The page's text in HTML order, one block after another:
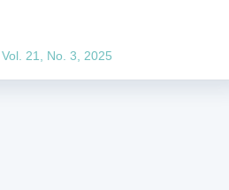
Vol. 21, No. 3, 2025